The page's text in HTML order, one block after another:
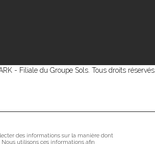
- Filiale du Groupe Sols. Tous droits réservés.
des informations sur la manière dont
utilisons ces informations afin